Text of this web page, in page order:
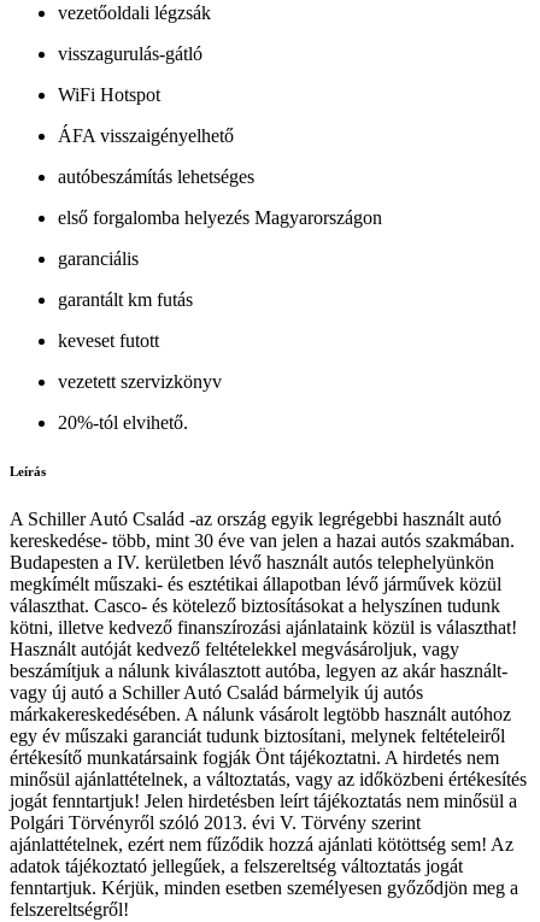
vezetőoldali légzsák
visszagurulás-gátló
WiFi Hotspot
ÁFA visszaigényelhető
autóbeszámítás lehetséges
első forgalomba helyezés Magyarországon
garanciális
garantált km futás
keveset futott
vezetett szervizkönyv
20%-tól elvihető.
Leírás
A Schiller Autó Család -az ország egyik legrégebbi használt autó
kereskedése- több, mint 30 éve van jelen a hazai autós szakmában.
Budapesten a IV. kerületben lévő használt autós telephelyünkön
megkímélt műszaki- és esztétikai állapotban lévő járművek közül
választhat. Casco- és kötelező biztosításokat a helyszínen tudunk
kötni, illetve kedvező finanszírozási ajánlataink közül is választhat!
Használt autóját kedvező feltételekkel megvásároljuk, vagy
beszámítjuk a nálunk kiválasztott autóba, legyen az akár használt-
vagy új autó a Schiller Autó Család bármelyik új autós
márkakereskedésében. A nálunk vásárolt legtöbb használt autóhoz
egy év műszaki garanciát tudunk biztosítani, melynek feltételeiről
értékesítő munkatársaink fogják Önt tájékoztatni. A hirdetés nem
minősül ajánlattételnek, a változtatás, vagy az időközbeni értékesítés
jogát fenntartjuk! Jelen hirdetésben leírt tájékoztatás nem minősül a
Polgári Törvényről szóló 2013. évi V. Törvény szerint
ajánlattételnek, ezért nem fűződik hozzá ajánlati kötöttség sem! Az
adatok tájékoztató jellegűek, a felszereltség változtatás jogát
fenntartjuk. Kérjük, minden esetben személyesen győződjön meg a
felszereltségről!